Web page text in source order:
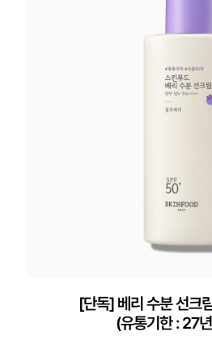
[단독] 베리 수분 선크
(유통기한 : 27